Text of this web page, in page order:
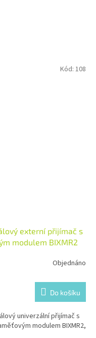
externí přijímač s
modulem BIXMR2
Objednáno
Do košíku
univerzální přijímač s
modulem BIXMR2,
Kód: 108